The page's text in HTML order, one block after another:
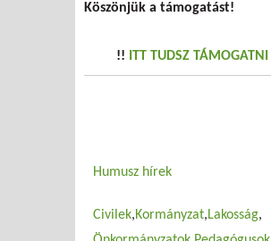
Köszönjük a támogatást!
!! ITT TUDSZ TÁMOGATNI
Humusz hírek
Civilek Kormányzat Lakosság